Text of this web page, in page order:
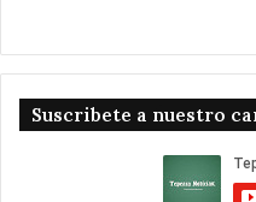
Suscribete a nuestro